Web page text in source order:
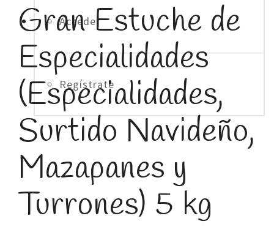
Acceder
Regístrate
Gran Estuche de
Especialidades
(Especialidades,
Surtido Navideño,
Mazapanes y
Turrones) 5 kg